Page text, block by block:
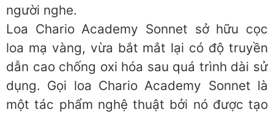
người nghe.
Loa Chario Academy Sonnet sở hữu cọc
loa mạ vàng, vừa bắt mắt lại có độ truyền
dẫn cao chống oxi hóa sau quá trình dài sử
dụng. Gọi loa Chario Academy Sonnet là
một tác phẩm nghệ thuật bởi nó được tạo